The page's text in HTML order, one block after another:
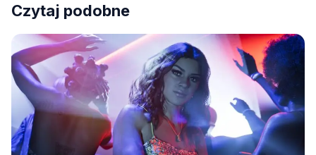
Czytaj podobne